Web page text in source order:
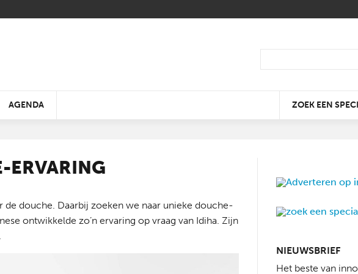
ELK HUIS ENERGIEZUINIG
ZO EENVOUDIG IS ENERGIE
DE
EEN DOUCHEBELEVING DIE
DE KLEUR VAN HET JAAR
BOUWINNOVATIE 2019 -
OP EN TOP ECO
AGENDA
50 JAAR BIËNNALE
WIN EEN DUOTICKET VOOR
PUBLIEKSDAG LIVING
WIN
ZOEK EEN
ERVARING
douche. Daarbij zoeken we naar unieke douche-
ontwikkelde zo’n ervaring op vraag van Idiha. Zijn
NIEUWSBRIEF
Het beste van